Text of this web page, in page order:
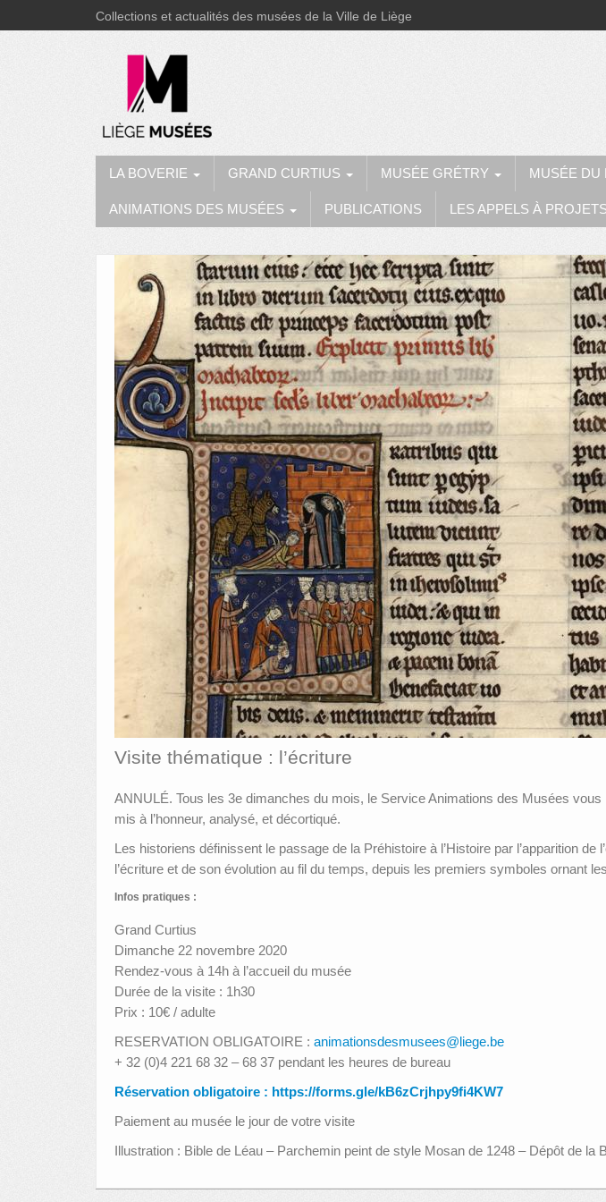
Collections et actualités des musées de la Ville de Liège
LA BOVERIE GRAND CURTIUS MUSÉE GRÉTRY MUSÉE DU
ANIMATIONS DES MUSÉES PUBLICATIONS LES APPELS À PROJETS
Visite thématique : l’écriture
ANNULÉ. Tous les 3e dimanches du mois, le Service Animations des Musées
mis à l’honneur, analysé, et décortiqué.
Les historiens définissent le passage de la Préhistoire à l’Histoire par l’apparition
l’écriture et de son évolution au fil du temps, depuis les premiers symboles ornant
Infos pratiques :
Grand Curtius
Dimanche 22 novembre 2020
Rendez-vous à 14h à l’accueil du musée
Durée de la visite : 1h30
Prix : 10€ / adulte
RESERVATION OBLIGATOIRE : animationsdesmusees@liege.be
+ 32 (0)4 221 68 32 – 68 37 pendant les heures de bureau
Réservation obligatoire : https://forms.gle/kB6zCrjhpy9fi4KW7
Paiement au musée le jour de votre visite
Illustration : Bible de Léau – Parchemin peint de style Mosan de 1248 – Dépôt de la